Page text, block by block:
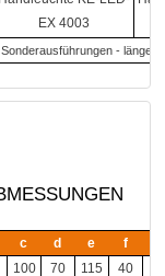
Sonderausführungen -
c d e f
100 70 115 40